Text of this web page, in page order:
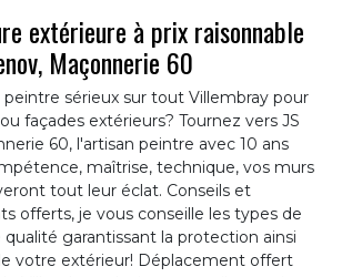
extérieure à prix raisonnable
Maçonnerie 60
sérieux sur tout Villembray pour
façades extérieurs? Tournez vers JS
60, l'artisan peintre avec 10 ans
maîtrise, technique, vos murs
tout leur éclat. Conseils et
offerts, je vous conseille les types de
garantissant la protection ainsi
votre extérieur! Déplacement offert